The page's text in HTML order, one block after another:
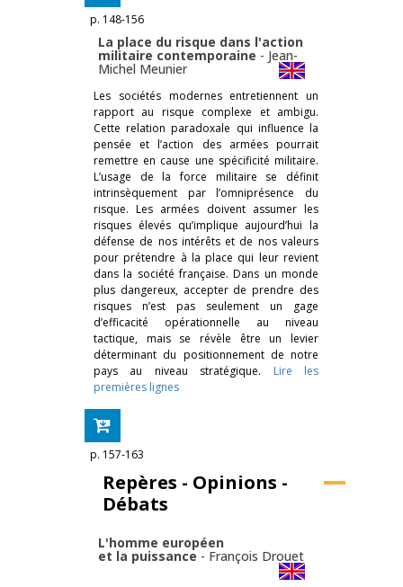
p. 148-156
La place du risque dans l'action
militaire contemporaine - Jean-
Michel Meunier
Les sociétés modernes entretiennent un
rapport au risque complexe et ambigu.
Cette relation paradoxale qui influence la
pensée et l’action des armées pourrait
remettre en cause une spécificité militaire.
L’usage de la force militaire se définit
intrinsèquement par l’omniprésence du
risque. Les armées doivent assumer les
risques élevés qu’implique aujourd’hui la
défense de nos intérêts et de nos valeurs
pour prétendre à la place qui leur revient
dans la société française. Dans un monde
plus dangereux, accepter de prendre des
risques n’est pas seulement un gage
d’efficacité opérationnelle au niveau
tactique, mais se révèle être un levier
déterminant du positionnement de notre
pays au niveau stratégique. Lire les
premières lignes
p. 157-163
Repères - Opinions -
Débats
L'homme européen
et la puissance - François Drouet